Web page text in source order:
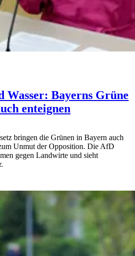
Wasser: Bayerns Grüne
enteignen
bringen die Grünen in Bayern auch
Unmut der Opposition. Die AfD
gegen Landwirte und sieht